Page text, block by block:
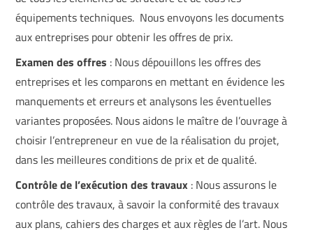
équipements techniques. Nous envoyons les documents
aux entreprises pour obtenir les offres de prix.
Examen des offres :​ Nous dépouillons les offres des
entreprises et les comparons en mettant en évidence les
manquements et erreurs et analysons les éventuelles
variantes proposées. Nous aidons le maître de l’ouvrage à
choisir l’entrepreneur en vue de la réalisation du projet,
dans les meilleures conditions de prix et de qualité.
Contrôle de l’exécution des travaux :​ Nous assurons le
contrôle des travaux, à savoir la conformité des travaux
aux plans, cahiers des charges et aux règles de l’art. Nous